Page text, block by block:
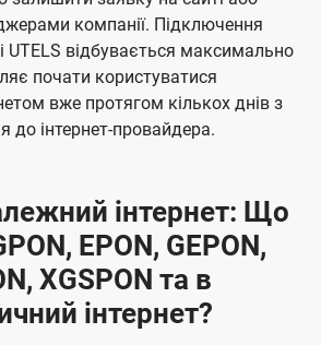
компанії. Підключення
UTELS відбувається максимально
почати користуватися
вже протягом кількох днів з
до інтернет-провайдера.
інтернет: Що
EPON, GEPON,
XGSPON та в
інтернет?